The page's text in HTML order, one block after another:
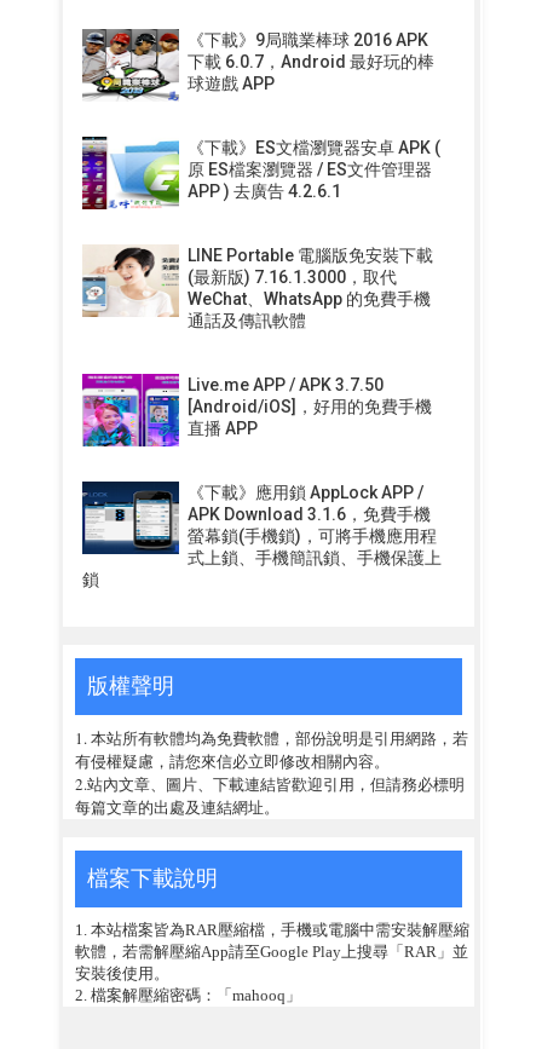
《下載》9局職業棒球 2016 APK
下載 6.0.7，Android 最好玩的棒
球遊戲 APP
《下載》ES文檔瀏覽器安卓 APK (
原 ES檔案瀏覽器 / ES文件管理器
APP ) 去廣告 4.2.6.1
LINE Portable 電腦版免安裝下載
(最新版) 7.16.1.3000，取代
WeChat、WhatsApp 的免費手機
通話及傳訊軟體
Live.me APP / APK 3.7.50
[Android/iOS]，好用的免費手機
直播 APP
《下載》應用鎖 AppLock APP /
APK Download 3.1.6，免費手機
螢幕鎖(手機鎖)，可將手機應用程
式上鎖、手機簡訊鎖、手機保護上
鎖
版權聲明
1. 本站所有軟體均為免費軟體，部份說明是引用網路，若
有侵權疑慮，請您來信必立即修改相關內容。
2.站內文章、圖片、下載連結皆歡迎引用，但請務必標明
每篇文章的出處及連結網址。
檔案下載說明
1. 本站檔案皆為RAR壓縮檔，手機或電腦中需安裝解壓縮
軟體，若需解壓縮App請至Google Play上搜尋「RAR」並
安裝後使用。
2. 檔案解壓縮密碼：「mahooq」